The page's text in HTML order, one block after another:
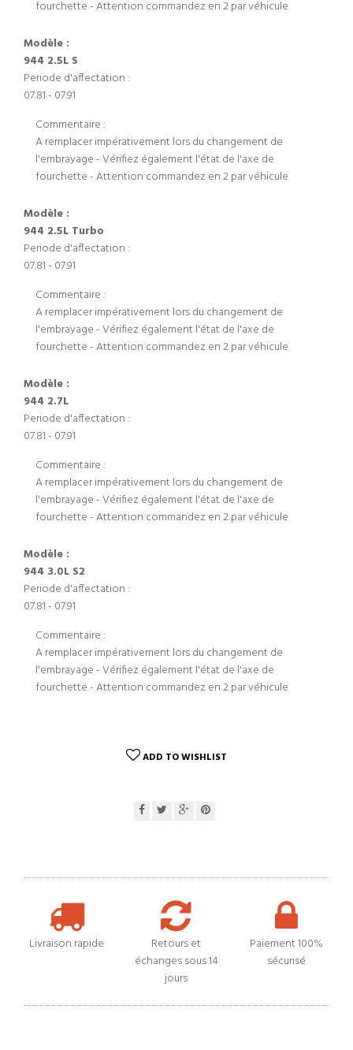
fourchette - Attention commandez en 2 par véhicule
Modèle :
944 2.5L S
Periode d'affectation :
07.81 - 07.91
Commentaire :
A remplacer impérativement lors du changement de
l'embrayage - Vérifiez également l'état de l'axe de
fourchette - Attention commandez en 2 par véhicule
Modèle :
944 2.5L Turbo
Periode d'affectation :
07.81 - 07.91
Commentaire :
A remplacer impérativement lors du changement de
l'embrayage - Vérifiez également l'état de l'axe de
fourchette - Attention commandez en 2 par véhicule
Modèle :
944 2.7L
Periode d'affectation :
07.81 - 07.91
Commentaire :
A remplacer impérativement lors du changement de
l'embrayage - Vérifiez également l'état de l'axe de
fourchette - Attention commandez en 2 par véhicule
Modèle :
944 3.0L S2
Periode d'affectation :
07.81 - 07.91
Commentaire :
A remplacer impérativement lors du changement de
l'embrayage - Vérifiez également l'état de l'axe de
fourchette - Attention commandez en 2 par véhicule
ADD TO WISHLIST
Livraison rapide
Retours et
échanges sous 14
jours
Paiement 100%
sécurisé